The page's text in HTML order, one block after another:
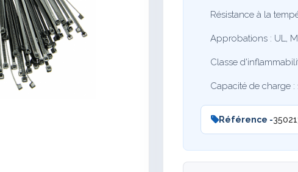
Résistance à la
Approbations : UL,
Classe
Capacité de charge :
Référence -